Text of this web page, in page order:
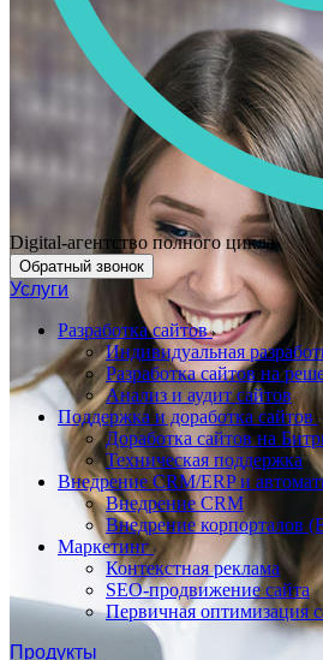
Digital-агентство полного цикла
Обратный звонок
Услуги
Разработка сайтов
Индивидуальная
Разработка сайтов на
Анализ и аудит сайтов
Поддержка и доработка сайтов
Доработка сайтов на
Техническая поддержка
Внедрение CRM/ERP и
Внедрение CRM
Внедрение корпорталов
Маркетинг
Контекстная реклама
SEO-продвижение сайта
Первичная оптимизация
Продукты